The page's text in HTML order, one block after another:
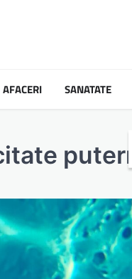
AFACERI SANATATE